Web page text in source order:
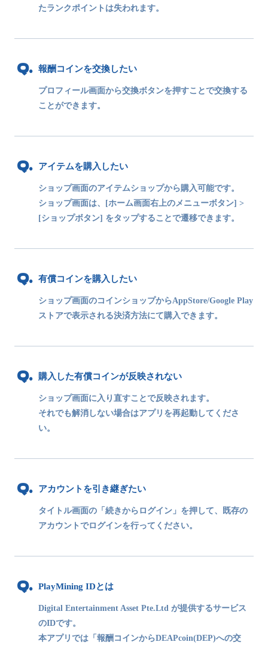
たランクポイントは失われます。
報酬コインを交換したい
プロフィール画面から交換ボタンを押すことで交換する
ことができます。
アイテムを購入したい
ショップ画面のアイテムショップから購入可能です。
ショップ画面は、[ホーム画面右上のメニューボタン] >
[ショップボタン] をタップすることで遷移できます。
有償コインを購入したい
ショップ画面のコインショップからAppStore/Google Play
ストアで表示される決済方法にて購入できます。
購入した有償コインが反映されない
ショップ画面に入り直すことで反映されます。
それでも解消しない場合はアプリを再起動してくださ
い。
アカウントを引き継ぎたい
タイトル画面の「続きからログイン」を押して、既存の
アカウントでログインを行ってください。
PlayMining IDとは
Digital Entertainment Asset Pte.Ltd が提供するサービス
のIDです。
本アプリでは「報酬コインからDEAPcoin(DEP)への交